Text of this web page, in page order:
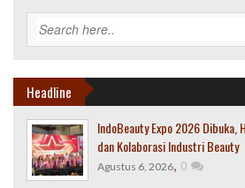
Headline
IndoBeauty Expo 2026 Dibuka,
dan Kolaborasi Industri Beauty
Agustus 6, 2026, 0